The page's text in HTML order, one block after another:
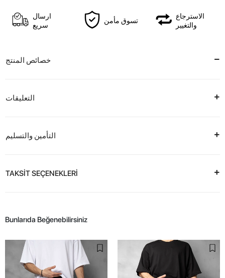
ارسال
سريع
تسوق مأمن
الاسترجاع
والتغيير
خصائص المنتج
التعليقات
التأمين والتسليم
TAKSİT SEÇENEKLERİ
Bunlarıda Beğenebilirsiniz